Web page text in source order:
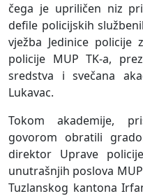
čega je upriličen niz
defile policijskih
vježba Jedinice policije
policije MUP TK-a,
sredstva i svečana
Lukavac.
Tokom akademije,
govorom obratili
direktor Uprave
unutrašnjih poslova
Tuzlanskog kantona